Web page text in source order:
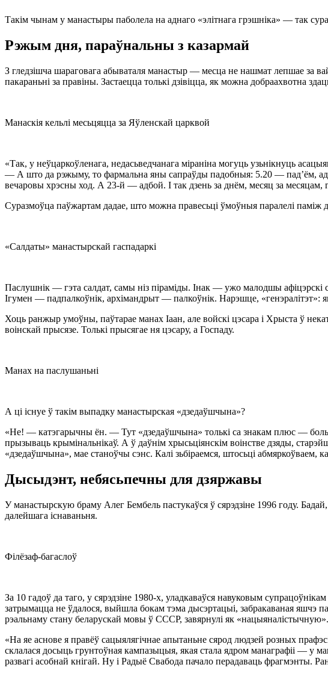
Такім чынам у манастыры паболела на аднаго «элітнага грэшніка» — так
Рэжым дня, параўнальны з казармай
З гледзішча шараговага абываталя манастыр — месца не нашмат лепшае за
пакараньні за правіны. Застаецца толькі дзівіцца, як можна добраахвотна
Манаскія кельлі месьцяцца за Яўленскай царквой
«Так, у неўцаркоўленага, недасьведчанага міраніна могуць узьнікнуць
— А што да рэжыму, то фармальна яны сапраўды падобныя: 5.20 — пад’ём, ад
вечаровы хрэсны ход. А 23-й — адбой. І так дзень за днём, месяц за
Суразмоўца паўжартам дадае, што можна правесьці ўмоўныя паралелі паміж
«Салдаты» манастырскай гаспадаркі
Паслушнік — гэта салдат, самы ніз піраміды. Інак — ужо малодшы
Ігумен — падпалкоўнік, архімандрыт — палкоўнік. Нарэшце, «генэралітэт»:
Хоць ранжыр умоўны, паўтарае манах Іаан, але войскі цэсара і Хрыста ў
воінскай прысязе. Толькі прысягае ня цэсару, а Госпаду.
Манах на паслушаньні
А ці існуе ў такім выпадку манастырская «дзедаўшчына»?
«Не! — катэгарычны ён. — Тут «дзедаўшчына» толькі са знакам плюс —
прызываць крымінальнікаў. А ў даўнім хрысьціянскім воінстве дзяды,
«дзедаўшчына», мае станоўчы сэнс. Калі зьбіраемся, штосьці
Дысыдэнт, небясьпечны для дзяржавы
У манастырскую браму Алег Бембель пастукаўся ў сярэдзіне 1996 году.
далейшага існаваньня.
Філёзаф-багаслоў
За 10 гадоў да таго, у сярэдзіне 1980-х, уладкаваўся навуковым
затрымацца не ўдалося, выйшла бокам тэма дысэртацыі, забракаваная яшчэ
рэальнаму стану беларускай мовы ў СССР, завярнулі як «нацыяналістычную».
«На яе аснове я правёў сацыялягічнае апытаньне сярод людзей розных
склалася досыць грунтоўная кампазыцыя, якая стала ядром манаграфіі — у
развагі асобнай кнігай. Ну і Радыё Свабода пачало перадаваць фрагмэнты.